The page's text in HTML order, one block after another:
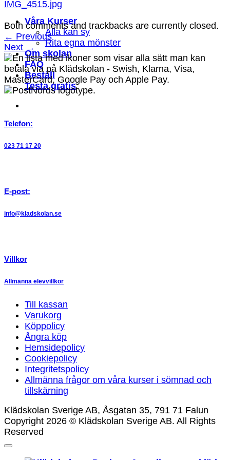
Våra Kurser
Alla kan sy
Rita egna mönster
Om skolan
FAQ
Beställ
Testa gratis
IMG_4515.jpg
Both comments and trackbacks are currently closed.
← Previous
Next →
Telefon:
023 71 17 20
E-post:
info@kladskolan.se
Villkor
Allmänna elevvillkor
Till kassan
Varukorg
Köppolicy
Ångra köp
Hemsidepolicy
Cookiepolicy
Integritetspolicy
Allmänna frågor om våra kurser i sömnad och
tillskärning
Klädskolan Sverige AB, Åsgatan 35, 791 71 Falun
Copyright 2026 © Klädskolan Sverige AB. All Rights
Reserved